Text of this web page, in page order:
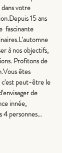
votre
15 ans
fascinante
à nos objectifs,
Profitons de
êtes
peut-être le
de
innée,
4 personnes…